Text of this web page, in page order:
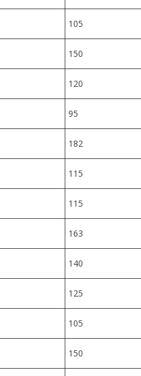
105
150
120
95
182
115
115
163
140
125
105
150